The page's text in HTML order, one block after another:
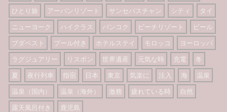
ひとり旅
アーバンリゾート サンセバスチャン シティ
タイ
ニューヨーク
ハイクラス バンコク ビーチリゾート
ビール
ブダペスト
プール付き ホテルステイ モロッコ
ヨーロッパ
ラグジュアリー
リスボン 世界遺産 元気な時 充電
冬
夏
夜行列車 指宿 日本 東京 気楽に 注入 海
温泉
温泉（国内）
温泉（海外） 激務 疲れている時
自然
露天風呂付き
鹿児島